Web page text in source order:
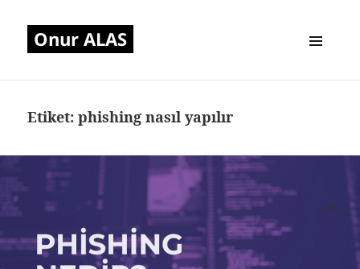
Onur ALAS
Etiket:phishing nasıl yapılır